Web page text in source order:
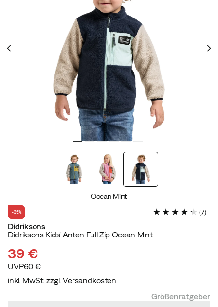
Ocean Mint
-35% (7)
Didriksons
Didriksons Kids' Anten Full Zip Ocean Mint
39 €
UVP60 €
inkl. MwSt. zzgl. Versandkosten
Größenratgeber